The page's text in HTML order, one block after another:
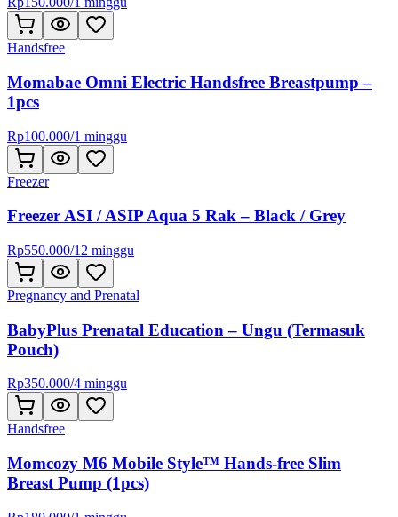
Handsfree
Momabae Omni Electric Handsfree Breastpump –
1pcs
Rp100.000/1 minggu
Freezer
Freezer ASI / ASIP Aqua 5 Rak – Black / Grey
Rp550.000/12 minggu
Pregnancy and Prenatal
BabyPlus Prenatal Education – Ungu (Termasuk
Pouch)
Rp350.000/4 minggu
Handsfree
Momcozy M6 Mobile Style™ Hands-free Slim
Breast Pump (1pcs)